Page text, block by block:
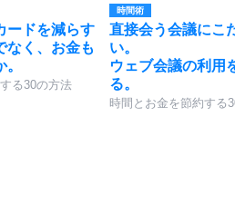
ードを減らす
なく、お金も
る30の方法
時間術
直接会う会議にこ
い。
ウェブ会議の利用
る。
時間とお金を節約する